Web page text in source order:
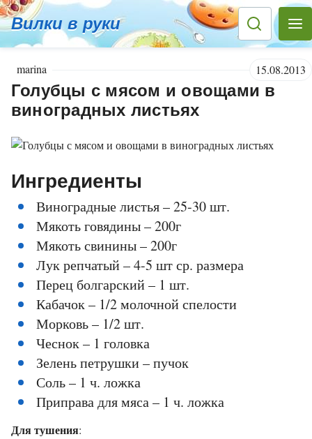
Вилки в руки
marina 15.08.2013
Голубцы с мясом и овощами в
виноградных листьях
Ингредиенты
Виноградные листья – 25-30 шт.
Мякоть говядины – 200г
Мякоть свинины – 200г
Лук репчатый – 4-5 шт ср. размера
Перец болгарский – 1 шт.
Кабачок – 1/2 молочной спелости
Морковь – 1/2 шт.
Чеснок – 1 головка
Зелень петрушки – пучок
Соль – 1 ч. ложка
Приправа для мяса – 1 ч. ложка
Для тушения: